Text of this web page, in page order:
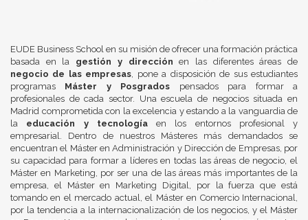
EUDE Business School en su misión de ofrecer una formación práctica
basada en la gestión y dirección en las diferentes áreas de
negocio de las empresas , pone a disposición de sus estudiantes
programas Máster y Posgrados pensados para formar a
profesionales de cada sector. Una escuela de negocios situada en
Madrid comprometida con la excelencia y estando a la vanguardia de
la educación y tecnologíaen los entornos profesional y
empresarial. Dentro de nuestros Másteres más demandados se
encuentran el Máster en Administración y Dirección de Empresas, por
su capacidad para formar a líderes en todas las áreas de negocio, el
Máster en Marketing, por ser una de las áreas más importantes de la
empresa, el Máster en Marketing Digital, por la fuerza que está
tomando en el mercado actual, el Máster en Comercio Internacional,
por la tendencia a la internacionalización de los negocios, y el Máster